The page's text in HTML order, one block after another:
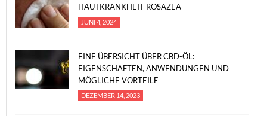
HAUTKRANKHEIT ROSAZEA
JUNI 4, 2024
EINE ÜBERSICHT ÜBER CBD-ÖL:
EIGENSCHAFTEN, ANWENDUNGEN UND
MÖGLICHE VORTEILE
DEZEMBER 14, 2023